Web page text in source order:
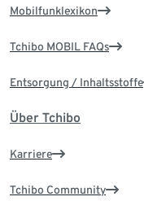
Mobilfunklexikon
Tchibo MOBIL FAQs
Entsorgung / Inhaltsstoffe
Über Tchibo
Karriere
Tchibo Community